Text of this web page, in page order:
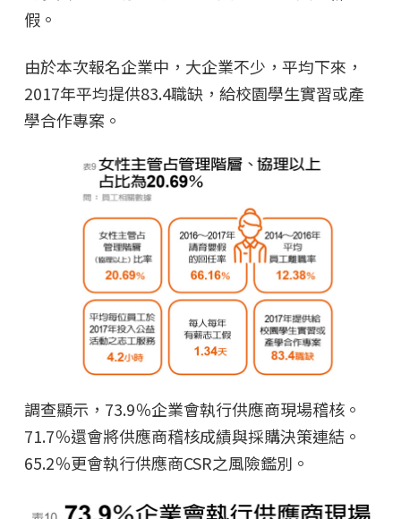
假。
由於本次報名企業中，大企業不少，平均下來，
2017年平均提供83.4職缺，給校園學生實習或產
學合作專案。
調查顯示，73.9％企業會執行供應商現場稽核。
71.7％還會將供應商稽核成績與採購決策連結。
65.2％更會執行供應商CSR之風險鑑別。